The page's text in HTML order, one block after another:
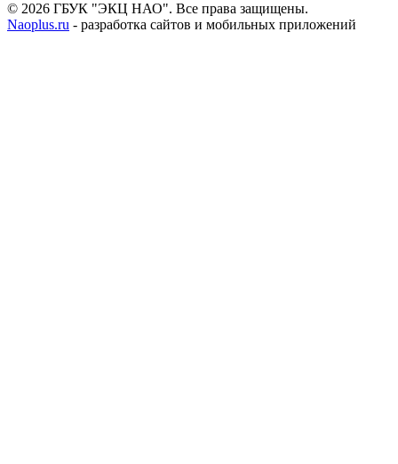
© 2026 ГБУК "ЭКЦ НАО". Все права защищены.
Naoplus.ru - разработка сайтов и мобильных приложений